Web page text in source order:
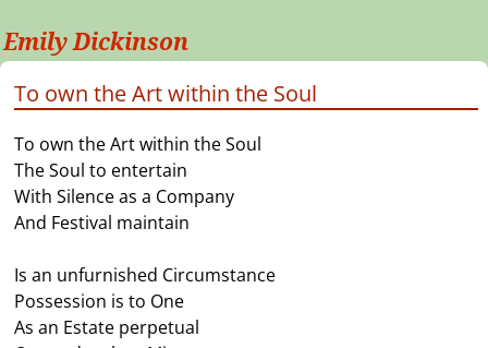
Emily Dickinson
To own the Art within the Soul
To own the Art within the Soul
The Soul to entertain
With Silence as a Company
And Festival maintain
Is an unfurnished Circumstance
Possession is to One
As an Estate perpetual